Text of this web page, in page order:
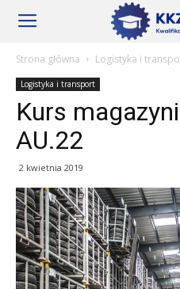
Szkoły
KKZ
Aktualności
Strona główna Logistyka i
Logistyka i transport
Kurs
AU.22
2 kwietnia 2019